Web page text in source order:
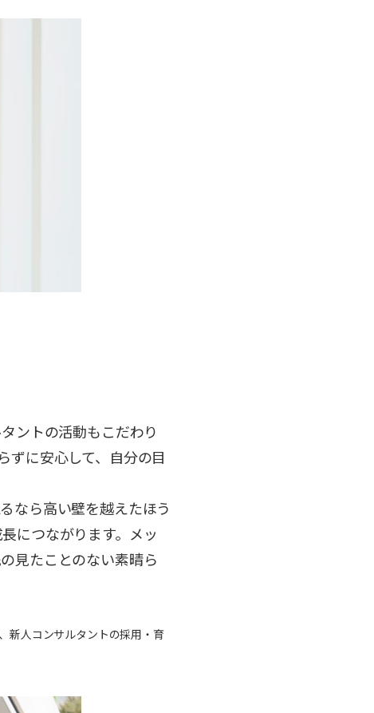
ントの活動もこだわり
ずに安心して、自分の目
なら高い壁を越えたほう
につながります。メッ
見たことのない素晴ら
新人コンサルタントの採用・育